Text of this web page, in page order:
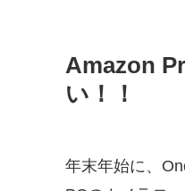
Amazon
い！！
年末年始に、